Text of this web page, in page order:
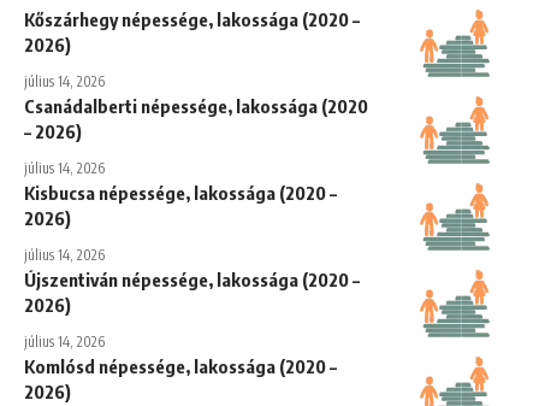
Kőszárhegy népessége, lakossága (2020 –
2026)
július 14, 2026
Csanádalberti népessége, lakossága (2020
– 2026)
július 14, 2026
Kisbucsa népessége, lakossága (2020 –
2026)
július 14, 2026
Újszentiván népessége, lakossága (2020 –
2026)
július 14, 2026
Komlósd népessége, lakossága (2020 –
2026)